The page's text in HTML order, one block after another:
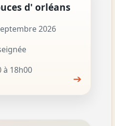
d' orléans
2026
à 18h00
➔